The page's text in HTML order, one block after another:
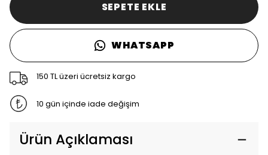
SEPETE EKLE
WHATSAPP
150 TL üzeri ücretsiz kargo
10 gün içinde iade değişim
Ürün Açıklaması